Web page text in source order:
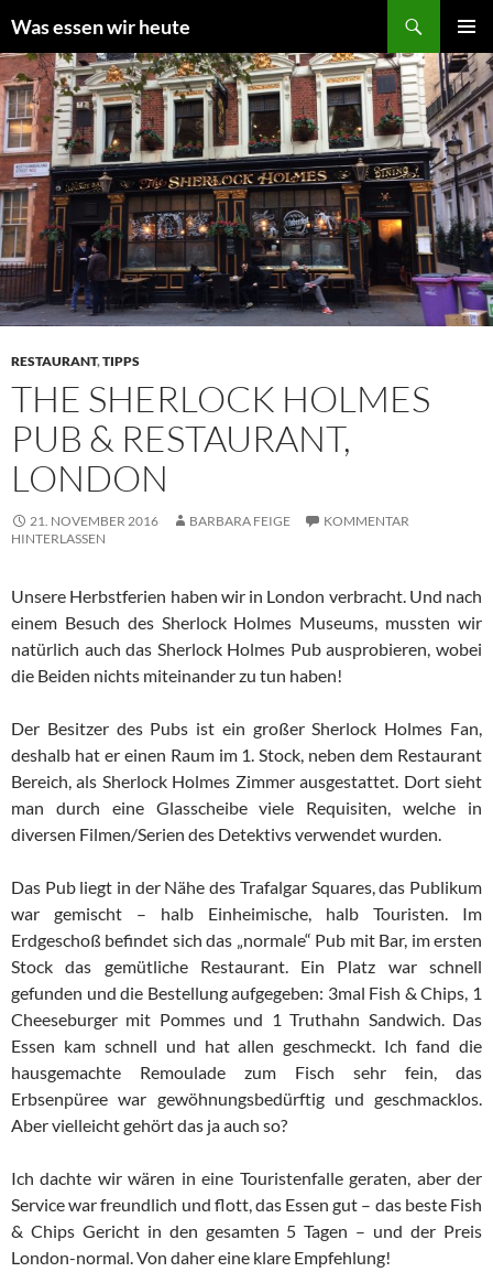
Inhalt
springen
Was essen wir heute
MENÜ
RESTAURANT,TIPPS
THE SHERLOCK HOLMES
PUB & RESTAURANT,
LONDON
21. NOVEMBER 2016 BARBARA FEIGE
KOMMENTAR
HINTERLASSEN
Unsere Herbstferien haben wir in London verbracht. Und nach
einem Besuch des Sherlock Holmes Museums, mussten wir
natürlich auch das Sherlock Holmes Pub ausprobieren, wobei
die Beiden nichts miteinander zu tun haben!
Der Besitzer des Pubs ist ein großer Sherlock Holmes Fan,
deshalb hat er einen Raum im 1. Stock, neben dem Restaurant
Bereich, als Sherlock Holmes Zimmer ausgestattet. Dort sieht
man durch eine Glasscheibe viele Requisiten, welche in
diversen Filmen/Serien des Detektivs verwendet wurden.
Das Pub liegt in der Nähe des Trafalgar Squares, das Publikum
war gemischt – halb Einheimische, halb Touristen. Im
Erdgeschoß befindet sich das „normale“ Pub mit Bar, im ersten
Stock das gemütliche Restaurant. Ein Platz war schnell
gefunden und die Bestellung aufgegeben: 3mal Fish & Chips, 1
Cheeseburger mit Pommes und 1 Truthahn Sandwich. Das
Essen kam schnell und hat allen geschmeckt. Ich fand die
hausgemachte Remoulade zum Fisch sehr fein, das
Erbsenpüree war gewöhnungsbedürftig und geschmacklos.
Aber vielleicht gehört das ja auch so?
Ich dachte wir wären in eine Touristenfalle geraten, aber der
Service war freundlich und flott, das Essen gut – das beste Fish
& Chips Gericht in den gesamten 5 Tagen – und der Preis
London-normal. Von daher eine klare Empfehlung!